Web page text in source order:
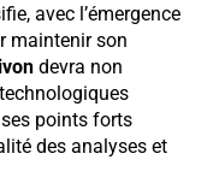
avec l’émergence
maintenir son
devra non
points forts
des analyses et